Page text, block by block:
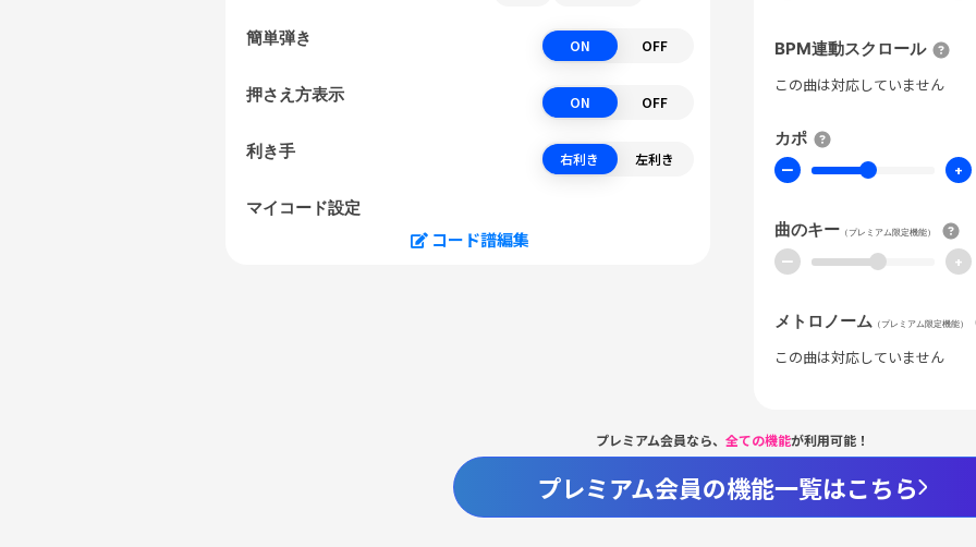
簡単弾き ON OFF
押さえ方表示 ON OFF
利き手 右利き 左利き
マイコード設定
コード譜編集
BPM連動スクロール
この曲は対応していません
カポ
ー +
曲のキー （プレミアム限定機能）
ー +
メトロノーム （プレミアム限定機能）
この曲は対応していません
プレミアム会員なら、 全ての機能が利用可能！
プレミアム会員の機能一覧はこちら